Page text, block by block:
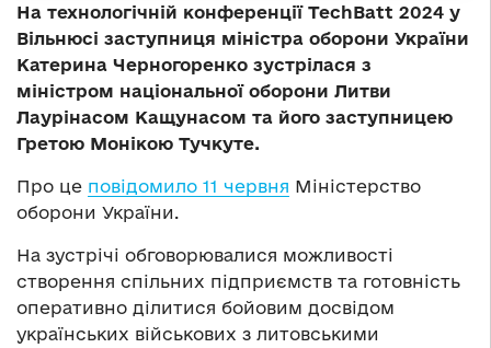
На технологічній конференції TechBatt 2024 у
Вільнюсі заступниця міністра оборони України
Катерина Черногоренко зустрілася з
міністром національної оборони Литви
Лаурінасом Кащунасом та його заступницею
Гретою Монікою Тучкуте.
Про це повідомило 11 червня Міністерство
оборони України.
На зустрічі обговорювалися можливості
створення спільних підприємств та готовність
оперативно ділитися бойовим досвідом
українських військових з литовськими